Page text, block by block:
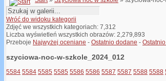
Wróć do widoku kategorii
Zdjęć we wszystkich kategoriach: 7,312
Liczba wyświetleń wszystkich obrazów: 2,279,893
Przeboje Najwyżej oceniane - Ostatnio dodane -
szyciowa-noc-w-szkole_2024_012
5584 5584 5585 5585 5586 5586 5587 5587 5588 5588